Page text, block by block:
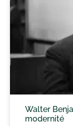
Walter
modernité